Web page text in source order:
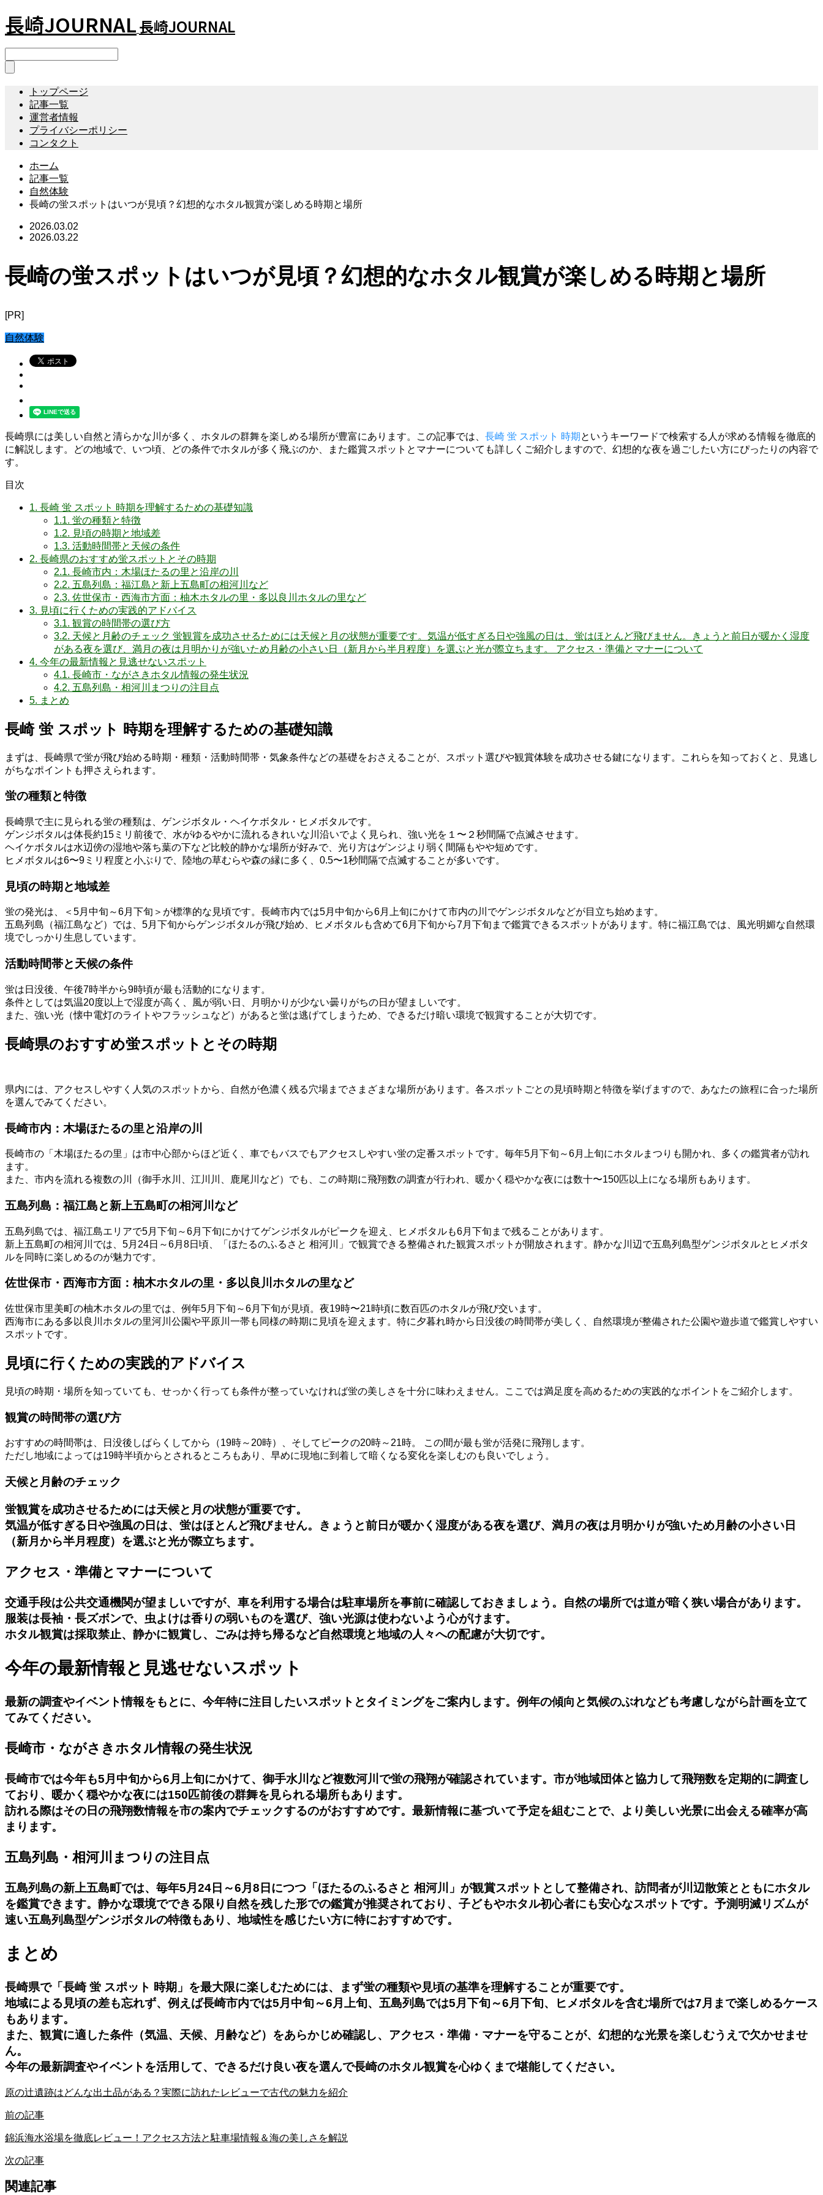
長崎JOURNAL長崎JOURNAL
トップページ
記事一覧
運営者情報
プライバシーポリシー
コンタクト
ホーム
記事一覧
自然体験
長崎の蛍スポットはいつが見頃？幻想的なホタル観賞が楽しめる時期と場所
2026.03.02
2026.03.22
長崎の蛍スポットはいつが見頃？幻想的なホタル観賞が楽しめる時期と場所
[PR]
自然体験
長崎県には美しい自然と清らかな川が多く、ホタルの群舞を楽しめる場所が豊富にあります。この記事では、 長崎 蛍 スポット 時期 というキーワードで検索する人が求める情報を徹底的
に解説します。どの地域で、いつ頃、どの条件でホタルが多く飛ぶのか、また鑑賞スポットとマナーについても詳しくご紹介しますので、幻想的な夜を過ごしたい方にぴったりの内容で
す。
目次
1. 長崎 蛍 スポット 時期を理解するための基礎知識
1.1. 蛍の種類と特徴
1.2. 見頃の時期と地域差
1.3. 活動時間帯と天候の条件
2. 長崎県のおすすめ蛍スポットとその時期
2.1. 長崎市内：木場ほたるの里と沿岸の川
2.2. 五島列島：福江島と新上五島町の相河川など
2.3. 佐世保市・西海市方面：柚木ホタルの里・多以良川ホタルの里など
3. 見頃に行くための実践的アドバイス
3.1. 観賞の時間帯の選び方
3.2. 天候と月齢のチェック 蛍観賞を成功させるためには天候と月の状態が重要です。気温が低すぎる日や強風の日は、蛍はほとんど飛びません。きょうと前日が暖かく湿度
がある夜を選び、満月の夜は月明かりが強いため月齢の小さい日（新月から半月程度）を選ぶと光が際立ちます。 アクセス・準備とマナーについて
4. 今年の最新情報と見逃せないスポット
4.1. 長崎市・ながさきホタル情報の発生状況
4.2. 五島列島・相河川まつりの注目点
5. まとめ
長崎 蛍 スポット 時期を理解するための基礎知識
まずは、長崎県で蛍が飛び始める時期・種類・活動時間帯・気象条件などの基礎をおさえることが、スポット選びや観賞体験を成功させる鍵になります。これらを知っておくと、見逃し
がちなポイントも押さえられます。
蛍の種類と特徴
長崎県で主に見られる蛍の種類は、ゲンジボタル・ヘイケボタル・ヒメボタルです。
ゲンジボタルは体長約15ミリ前後で、水がゆるやかに流れるきれいな川沿いでよく見られ、強い光を１〜２秒間隔で点滅させます。
ヘイケボタルは水辺傍の湿地や落ち葉の下など比較的静かな場所が好みで、光り方はゲンジより弱く間隔もやや短めです。
ヒメボタルは6〜9ミリ程度と小ぶりで、陸地の草むらや森の縁に多く、0.5〜1秒間隔で点滅することが多いです。
見頃の時期と地域差
蛍の発光は、＜5月中旬～6月下旬＞が標準的な見頃です。長崎市内では5月中旬から6月上旬にかけて市内の川でゲンジボタルなどが目立ち始めます。
五島列島（福江島など）では、5月下旬からゲンジボタルが飛び始め、ヒメボタルも含めて6月下旬から7月下旬まで鑑賞できるスポットがあります。特に福江島では、風光明媚な自然環
境でしっかり生息しています。
活動時間帯と天候の条件
蛍は日没後、午後7時半から9時頃が最も活動的になります。
条件としては気温20度以上で湿度が高く、風が弱い日、月明かりが少ない曇りがちの日が望ましいです。
また、強い光（懐中電灯のライトやフラッシュなど）があると蛍は逃げてしまうため、できるだけ暗い環境で観賞することが大切です。
長崎県のおすすめ蛍スポットとその時期
県内には、アクセスしやすく人気のスポットから、自然が色濃く残る穴場までさまざまな場所があります。各スポットごとの見頃時期と特徴を挙げますので、あなたの旅程に合った場所
を選んでみてください。
長崎市内：木場ほたるの里と沿岸の川
長崎市の「木場ほたるの里」は市中心部からほど近く、車でもバスでもアクセスしやすい蛍の定番スポットです。毎年5月下旬～6月上旬にホタルまつりも開かれ、多くの鑑賞者が訪れ
ます。
また、市内を流れる複数の川（御手水川、江川川、鹿尾川など）でも、この時期に飛翔数の調査が行われ、暖かく穏やかな夜には数十〜150匹以上になる場所もあります。
五島列島：福江島と新上五島町の相河川など
五島列島では、福江島エリアで5月下旬～6月下旬にかけてゲンジボタルがピークを迎え、ヒメボタルも6月下旬まで残ることがあります。
新上五島町の相河川では、5月24日～6月8日頃、「ほたるのふるさと 相河川」で観賞できる整備された観賞スポットが開放されます。静かな川辺で五島列島型ゲンジボタルとヒメボタ
ルを同時に楽しめるのが魅力です。
佐世保市・西海市方面：柚木ホタルの里・多以良川ホタルの里など
佐世保市里美町の柚木ホタルの里では、例年5月下旬～6月下旬が見頃。夜19時〜21時頃に数百匹のホタルが飛び交います。
西海市にある多以良川ホタルの里河川公園や平原川一帯も同様の時期に見頃を迎えます。特に夕暮れ時から日没後の時間帯が美しく、自然環境が整備された公園や遊歩道で鑑賞しやすい
スポットです。
見頃に行くための実践的アドバイス
見頃の時期・場所を知っていても、せっかく行っても条件が整っていなければ蛍の美しさを十分に味わえません。ここでは満足度を高めるための実践的なポイントをご紹介します。
観賞の時間帯の選び方
おすすめの時間帯は、日没後しばらくしてから（19時～20時）、そしてピークの20時～21時。 この間が最も蛍が活発に飛翔します。
ただし地域によっては19時半頃からとされるところもあり、早めに現地に到着して暗くなる変化を楽しむのも良いでしょう。
天候と月齢のチェック
蛍観賞を成功させるためには天候と月の状態が重要です。
気温が低すぎる日や強風の日は、蛍はほとんど飛びません。きょうと前日が暖かく湿度がある夜を選び、満月の夜は月明かりが強いため月齢の小さい日
（新月から半月程度）を選ぶと光が際立ちます。
アクセス・準備とマナーについて
交通手段は公共交通機関が望ましいですが、車を利用する場合は駐車場所を事前に確認しておきましょう。自然の場所では道が暗く狭い場合があります。
服装は長袖・長ズボンで、虫よけは香りの弱いものを選び、強い光源は使わないよう心がけます。
ホタル観賞は採取禁止、静かに観賞し、ごみは持ち帰るなど自然環境と地域の人々への配慮が大切です。
今年の最新情報と見逃せないスポット
最新の調査やイベント情報をもとに、今年特に注目したいスポットとタイミングをご案内します。例年の傾向と気候のぶれなども考慮しながら計画を立て
てみてください。
長崎市・ながさきホタル情報の発生状況
長崎市では今年も5月中旬から6月上旬にかけて、御手水川など複数河川で蛍の飛翔が確認されています。市が地域団体と協力して飛翔数を定期的に調査し
ており、暖かく穏やかな夜には150匹前後の群舞を見られる場所もあります。
訪れる際はその日の飛翔数情報を市の案内でチェックするのがおすすめです。最新情報に基づいて予定を組むことで、より美しい光景に出会える確率が高
まります。
五島列島・相河川まつりの注目点
五島列島の新上五島町では、毎年5月24日～6月8日につつ「ほたるのふるさと 相河川」が観賞スポットとして整備され、訪問者が川辺散策とともにホタル
を鑑賞できます。静かな環境でできる限り自然を残した形での鑑賞が推奨されており、子どもやホタル初心者にも安心なスポットです。予測明滅リズムが
速い五島列島型ゲンジボタルの特徴もあり、地域性を感じたい方に特におすすめです。
まとめ
長崎県で「長崎 蛍 スポット 時期」を最大限に楽しむためには、まず蛍の種類や見頃の基準を理解することが重要です。
地域による見頃の差も忘れず、例えば長崎市内では5月中旬～6月上旬、五島列島では5月下旬～6月下旬、ヒメボタルを含む場所では7月まで楽しめるケース
もあります。
また、観賞に適した条件（気温、天候、月齢など）をあらかじめ確認し、アクセス・準備・マナーを守ることが、幻想的な光景を楽しむうえで欠かせませ
ん。
今年の最新調査やイベントを活用して、できるだけ良い夜を選んで長崎のホタル観賞を心ゆくまで堪能してください。
原の辻遺跡はどんな出土品がある？実際に訪れたレビューで古代の魅力を紹介
前の記事
錦浜海水浴場を徹底レビュー！アクセス方法と駐車場情報＆海の美しさを解説
次の記事
関連記事